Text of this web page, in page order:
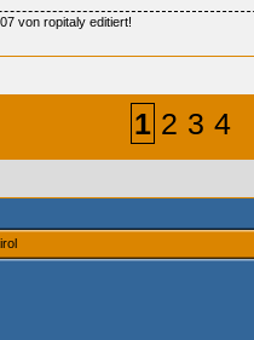
von ropitaly editiert!
1 2 3 4